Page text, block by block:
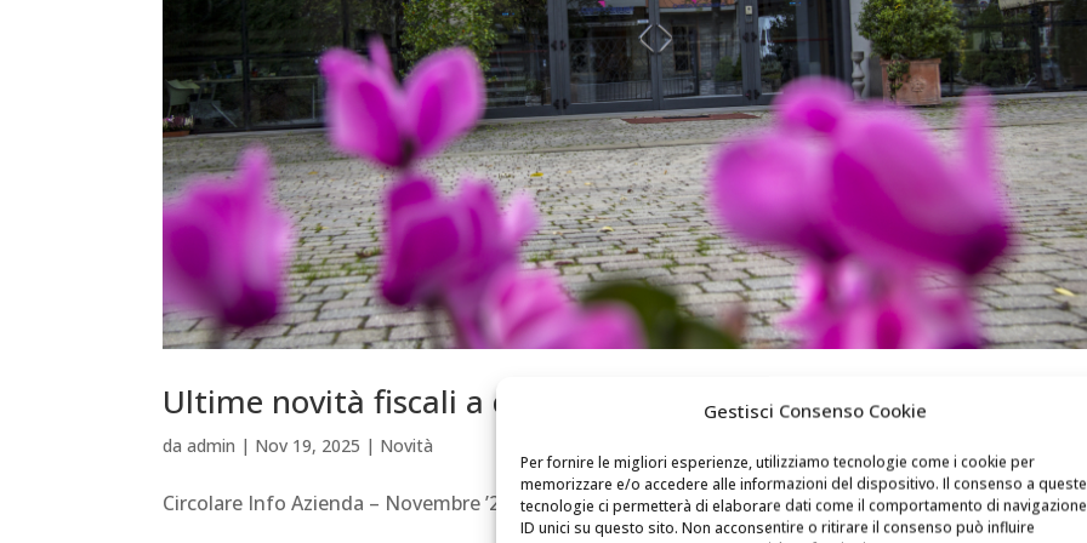
Gestisci Consenso Cookie
Per fornire le migliori esperienze, utilizziamo tecnologie come i cookie per
memorizzare e/o accedere alle informazioni del dispositivo. Il consenso a queste
tecnologie ci permetterà di elaborare dati come il comportamento di
ID unici su questo sito. Non acconsentire o ritirare il consenso può influire
Ultime novità fiscali a cura di Info Azienda – Novembre ’25
daadmin | Nov 19, 2025 | Novità
Circolare Info Azienda – Novembre ’25